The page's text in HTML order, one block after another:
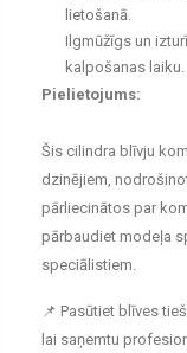
lietošanā.
Ilgmūžīgs un
kalpošanas laiku.
Pielietojums:
Šis cilindra blīvju
dzinējiem,
pārliecinātos par
pārbaudiet modeļa
speciālistiem.
📌 Pasūtiet blīves
lai saņemtu